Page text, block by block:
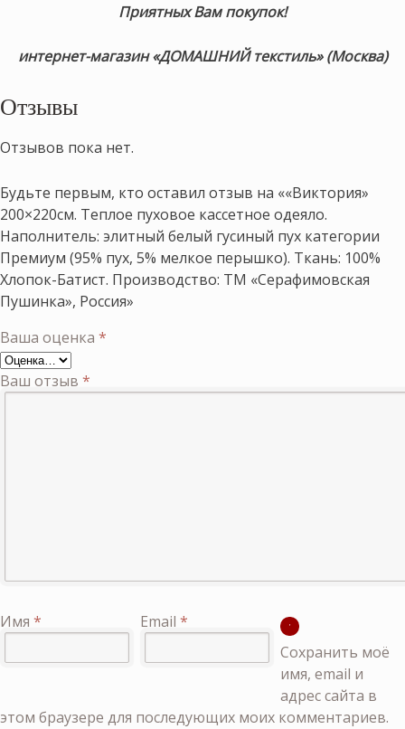
Приятных Вам покупок!
интернет-магазин «ДОМАШНИЙ текстиль» (Москва)
Отзывы
Отзывов пока нет.
Будьте первым, кто оставил отзыв на ««Виктория»
200×220см. Теплое пуховое кассетное одеяло.
Наполнитель: элитный белый гусиный пух категории
Премиум (95% пух, 5% мелкое перышко). Ткань: 100%
Хлопок-Батист. Производство: ТМ «Серафимовская
Пушинка», Россия»
Ваша оценка *
Ваш отзыв *
Имя * Email *
Сохранить моё
имя, email и
адрес сайта в
этом браузере для последующих моих комментариев.